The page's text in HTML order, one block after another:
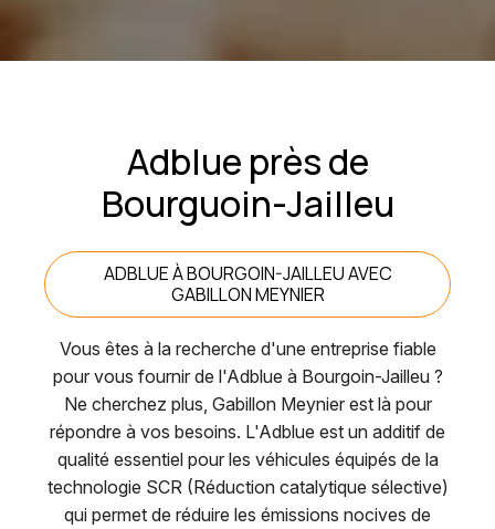
Adblue près de
Bourguoin-Jailleu
ADBLUE À BOURGOIN-JAILLEU AVEC
GABILLON MEYNIER
Vous êtes à la recherche d'une entreprise fiable
pour vous fournir de l'Adblue à Bourgoin-Jailleu ?
Ne cherchez plus, Gabillon Meynier est là pour
répondre à vos besoins. L'Adblue est un additif de
qualité essentiel pour les véhicules équipés de la
technologie SCR (Réduction catalytique sélective)
qui permet de réduire les émissions nocives de